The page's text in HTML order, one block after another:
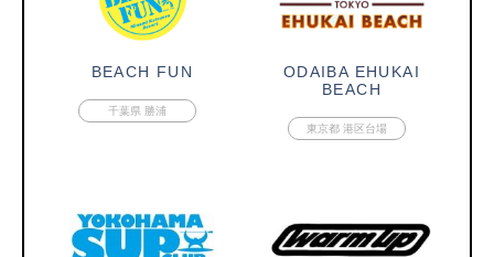
BEACH FUN
千葉県 勝浦
ODAIBA EHUKAI
BEACH
東京都 港区台場